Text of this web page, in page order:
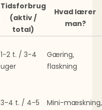
Tidsforbrug
(aktiv /
total)
Hvad lærer
man?
1-2 t. / 3-4
uger
Gæring,
flaskning
3-4 t. / 4-5
Mini-mæskning,